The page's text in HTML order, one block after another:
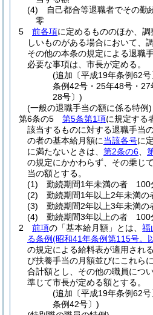
(4)
自己都合等退職者でその
零
5
前各項に定めるもののほか、
しいものがある場合において、
その他の本条の規定による退職
必要な事項は、市長が定める。
(追加〔平成19年条例62
条例42号・25年48号・
28号〕)
(一般の退職手当の額に係る特例)
第6条の5
第5条第1項に規定する
該当するものに対する退職手当
の者の基本給月額に当該各号に
に満たないときは、 第2条の6
の規定にかかわらず、その乗じ
当の額とする。
(1)
勤続期間1年未満の者 100
(2)
勤続期間1年以上2年未満
(3)
勤続期間2年以上3年未満
(4)
勤続期間3年以上の者 100
2
前項の「基本給月額」とは、 福
る条例(昭和41年条例第115号。
の規定による給料表が適用され
び扶養手当の月額並びにこれら
合計額とし、その他の職員につ
準じて市長が定める額とする。
(追加〔平成19年条例62
条例42号〕)